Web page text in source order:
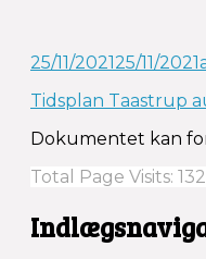
25/11/202125/11/2021
Tidsplan Taastrup
Dokumentet kan
Total Page Visits: